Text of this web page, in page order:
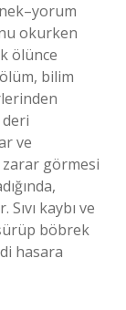
okurken
ölünce
bilim
deri
ve
görmesi
kaybı ve
böbrek
hasara